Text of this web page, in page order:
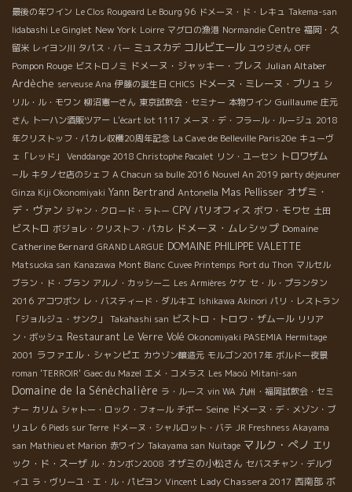
最後の年ワイン Le Clos Rougeard Le Bourg 96 ドメーヌ・ド・レキュ Takema-san
Iidabashi Le Ginglet New York Loirre マグロの漁港 Normandie Centre 福岡・久
留米 レイヨン川 タパス・バー ミュスカデ コルビエール ユウジさん OFF
Pompon Rouge ビストロノミ ドメーヌ・ジャッキー・プレス Julian Altaber
Ardèche serveuse Ana 伊藤の誕生日 CHICS ドメーヌ・ミレーヌ・ブリュ シ
リル・ル・モワン 柳沼憲一さん 東京試飲会・セミナー 本物ワイン Guillaume 庄元
さん トーハン酒販ツアー L'écart lot 1117 メーヌ・デ・フラール・ルージュ 2018
年クリストッフ・パカレ収穫20周年記念 La Cave de Belleville Paris20e キューヴ
ェ「レッド」
Venddange 2018 Christophe Pacalet リン・ユーセン トロワザム
−ル キタノセ店のシェフ A Chacun sa bulle 2016 Nouvel An 2019 party déjeuner
Ginza Kiji Okonomiyaki Yann Bertrand Antonella Mas Pellisser オザミ・
デ・ヴァン ジャン・クロード・ラトー CPV パリオフィス ボワ・モワセ 土田
ビストロ ボジョレ・クリストフ・パカレ ドメーヌ・ムレシップ Domaine
Catherine Bernard GRAND LARGUE DOMAINE PHILIPPE VALETTE
Matsuoka san Kanazawa Mont Blanc Cuvee Printemps Port du Thon マルセル
ブラン・ド・ブラン アルノ・カッシーニ Les Armières ケケ セ・ル・プランタン
2016 アコワボン レ・バスティード・ダルキエ Ishikawa Akinori パリ・レストラン
「ジョルジュ・サンク」
Takahashi san ビストロ・トロワ・ザムール リリア
ン・ボッシュ Restaurant Le Verre Volé Okonomiyaki PASEMIA Hermitage
2001 ラファエル・シャンピエ カウゾン醸造元 モルゴン2017年 ボルドー夜景
roman 'TERROIR' Gaec du Mazel エメ・コメラス Les Maoù Mitani-san
Domaine de la Sénèchalière ラ・ルース vin WA 九州・福岡試飲会・セミ
ナー カリム シャトー・ロック・フォール チボー Seine ドメーヌ・デ・メゾン・ブ
リュレ 6 Pieds sur Terre ドメーヌ・シャルロット・バテ JR Freshness Akayama
san Mathieu et Marion 赤ワイン Takayama san Nuitage マルク・ぺノ エリ
ック・ド・スーザ ル・カンボン2008 オザミの小松さん セバスチャン・デルヴ
ィユ ラ・ヴリーユ・エ・ル・パピヨン Vincent Lady Chassera 2017 西南部 ボ